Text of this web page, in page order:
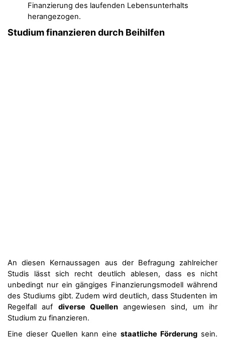
Finanzierung des laufenden Lebensunterhalts
herangezogen.
Studium finanzieren durch Beihilfen
An diesen Kernaussagen aus der Befragung zahlreicher
Studis lässt sich recht deutlich ablesen, dass es nicht
unbedingt nur ein gängiges Finanzierungsmodell während
des Studiums gibt. Zudem wird deutlich, dass Studenten im
Regelfall auf diverse Quellenangewiesen sind, um ihr
Studium zu finanzieren.
Eine dieser Quellen kann eine staatliche Förderung sein.